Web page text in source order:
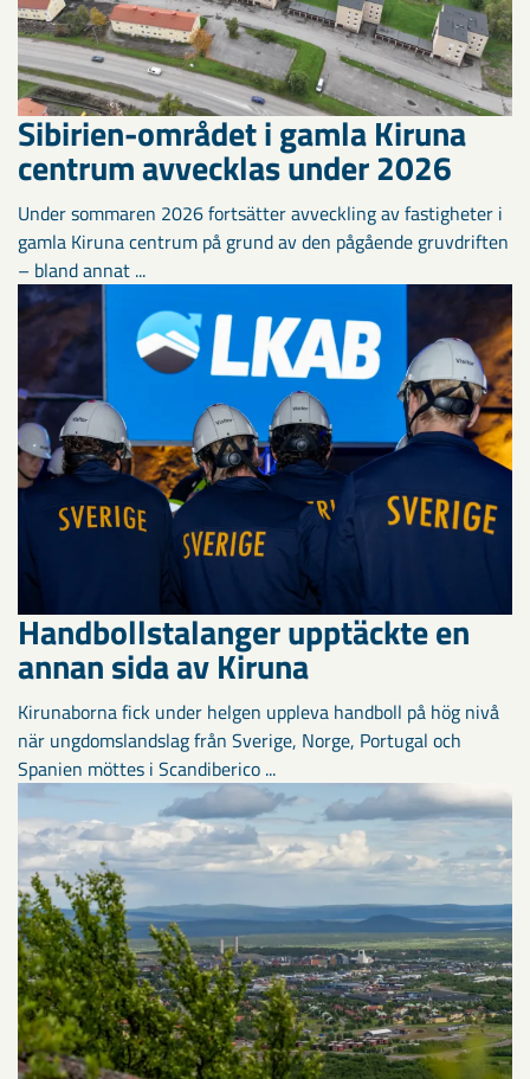
Sibirien-området i gamla Kiruna
centrum avvecklas under 2026
Under sommaren 2026 fortsätter avveckling av fastigheter i
gamla Kiruna centrum på grund av den pågående gruvdriften
– bland annat ...
Handbollstalanger upptäckte en
annan sida av Kiruna
Kirunaborna fick under helgen uppleva handboll på hög nivå
när ungdomslandslag från Sverige, Norge, Portugal och
Spanien möttes i Scandiberico ...